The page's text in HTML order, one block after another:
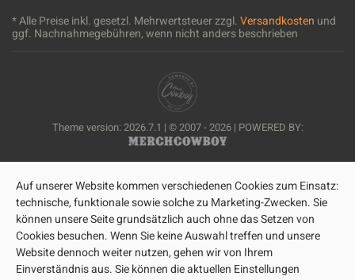
* Alle Preise inkl. gesetzl. Mehrwertsteuer zzgl.Versandkosten und
ggf. Nachnahmegebühren, wenn nicht anders beschrieben
Theme version: 2026.7.1 | © 2007 - 2026 | POWERED BY:
Auf unserer Website kommen verschiedenen Cookies zum Einsatz:
technische, funktionale sowie solche zu Marketing-Zwecken. Sie
können unsere Seite grundsätzlich auch ohne das Setzen von
Cookies besuchen. Wenn Sie keine Auswahl treffen und unsere
Website dennoch weiter nutzen, gehen wir von Ihrem
Einverständnis aus. Sie können die aktuellen Einstellungen